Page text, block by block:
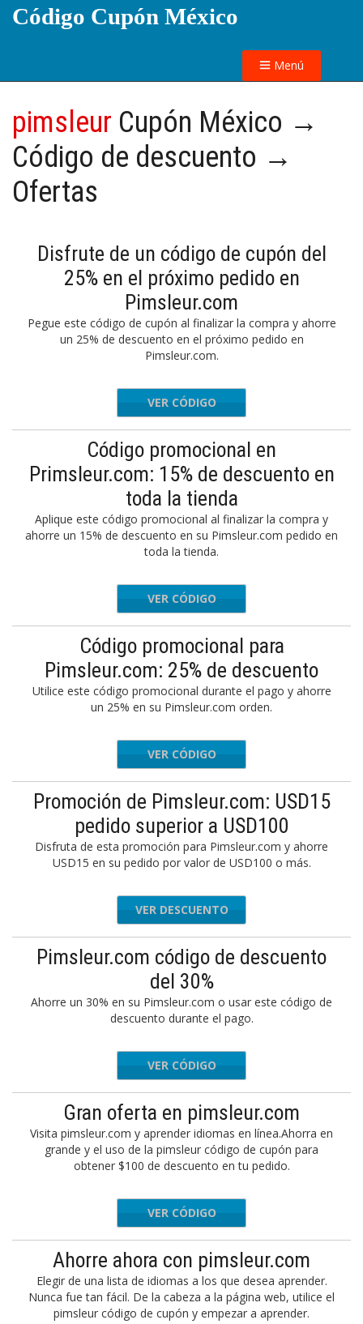
Código Cupón México
Menú
pimsleur Cupón México →
Código de descuento →
Ofertas
Disfrute de un código de cupón del
25% en el próximo pedido en
Pimsleur.com
Pegue este código de cupón al finalizar la compra y ahorre
un 25% de descuento en el próximo pedido en
Pimsleur.com.
FFERS25
VER CÓDIGO
Código promocional en
Primsleur.com: 15% de descuento en
toda la tienda
Aplique este código promocional al finalizar la compra y
ahorre un 15% de descuento en su Pimsleur.com pedido en
toda la tienda.
FALL
VER CÓDIGO
Código promocional para
Pimsleur.com: 25% de descuento
Utilice este código promocional durante el pago y ahorre
un 25% en su Pimsleur.com orden.
FLASH21
VER CÓDIGO
Promoción de Pimsleur.com: USD15
pedido superior a USD100
Disfruta de esta promoción para Pimsleur.com y ahorre
USD15 en su pedido por valor de USD100 o más.
VER DESCUENTO
Pimsleur.com código de descuento
del 30%
Ahorre un 30% en su Pimsleur.com o usar este código de
descuento durante el pago.
LP30
VER CÓDIGO
Gran oferta en pimsleur.com
Visita pimsleur.com y aprender idiomas en línea.Ahorra en
grande y el uso de la pimsleur código de cupón para
obtener $100 de descuento en tu pedido.
HOPSAVE
VER CÓDIGO
Ahorre ahora con pimsleur.com
Elegir de una lista de idiomas a los que desea aprender.
Nunca fue tan fácil. De la cabeza a la página web, utilice el
pimsleur código de cupón y empezar a aprender.